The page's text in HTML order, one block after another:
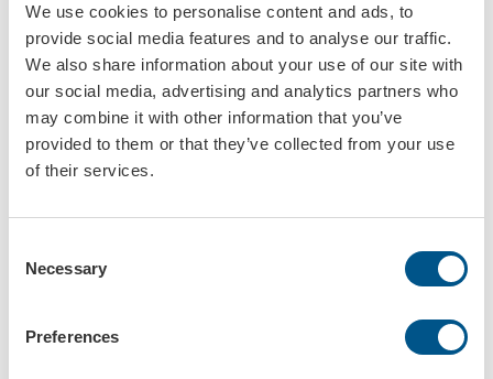
We use cookies to personalise content and ads, to
provide social media features and to analyse our traffic.
We also share information about your use of our site with
our social media, advertising and analytics partners who
may combine it with other information that you’ve
provided to them or that they’ve collected from your use
of their services.
Selection
Necessary
Preferences
Nyckelinkast
Art.nr: 5780
Supra nyckelbox
Art.nr: 5781
Art.nr: 5786 - 5786-1